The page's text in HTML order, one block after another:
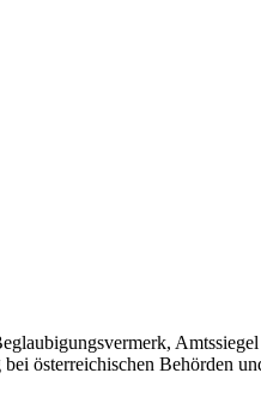
österreichischen Behörden